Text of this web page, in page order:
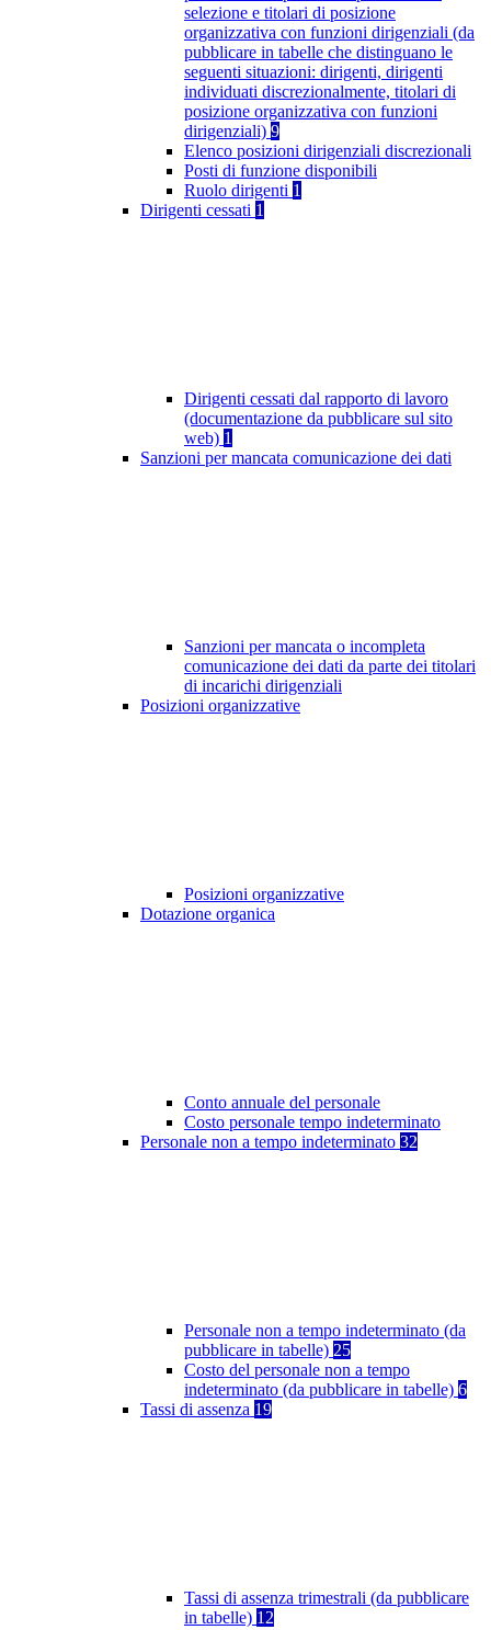
selezione e titolari di posizione
organizzativa con funzioni dirigenziali (da
pubblicare in tabelle che distinguano le
seguenti situazioni: dirigenti, dirigenti
individuati discrezionalmente, titolari di
posizione organizzativa con funzioni
dirigenziali) 9
Elenco posizioni dirigenziali discrezionali
Posti di funzione disponibili
Ruolo dirigenti 1
Dirigenti cessati 1
Dirigenti cessati dal rapporto di lavoro
(documentazione da pubblicare sul sito
web) 1
Sanzioni per mancata comunicazione dei dati
Sanzioni per mancata o incompleta
comunicazione dei dati da parte dei titolari
di incarichi dirigenziali
Posizioni organizzative
Posizioni organizzative
Dotazione organica
Conto annuale del personale
Costo personale tempo indeterminato
Personale non a tempo indeterminato 32
Personale non a tempo indeterminato (da
pubblicare in tabelle) 25
Costo del personale non a tempo
indeterminato (da pubblicare in tabelle) 6
Tassi di assenza 19
Tassi di assenza trimestrali (da pubblicare
in tabelle) 12